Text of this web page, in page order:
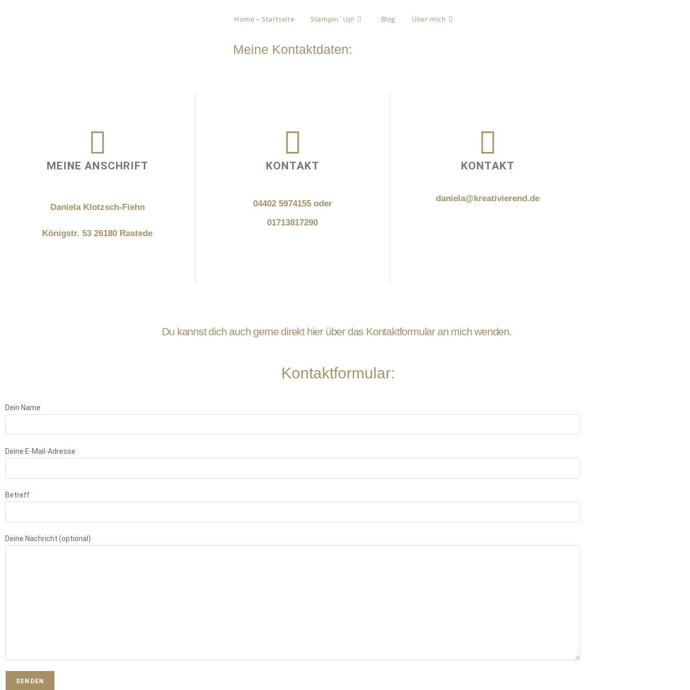
Home – Startseite Stampin`Up! Blog Über mich
Meine Kontaktdaten:
MEINE ANSCHRIFT
Daniela Klotzsch-Fiehn
Königstr. 53 26180 Rastede
KONTAKT
04402 5974155 oder
01713817290
KONTAKT
daniela@kreativierend.de
Du kannst dich auch gerne direkt hier über das Kontaktformular an mich wenden.
Kontaktformular:
Dein Name
Deine E-Mail-Adresse
Betreff
Deine Nachricht (optional)